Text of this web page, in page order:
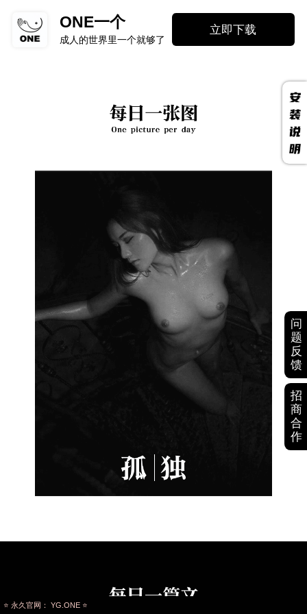
ONE一个
成人的世界里一个就够了
立即下载
⭐ 永久官网： YG.ONE ⭐
招
商
合
作
问
题
反
馈